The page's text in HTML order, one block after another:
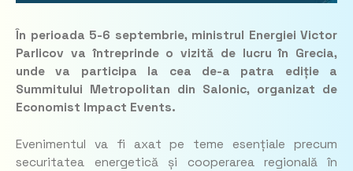
În perioada 5-6 septembrie, ministrul Energiei Victor
Parlicov va întreprinde o vizită de lucru în Grecia,
unde va participa la cea de-a patra ediție a
Summitului Metropolitan din Salonic, organizat de
Economist Impact Events.
Evenimentul va fi axat pe teme esențiale precum
securitatea energetică și cooperarea regională în